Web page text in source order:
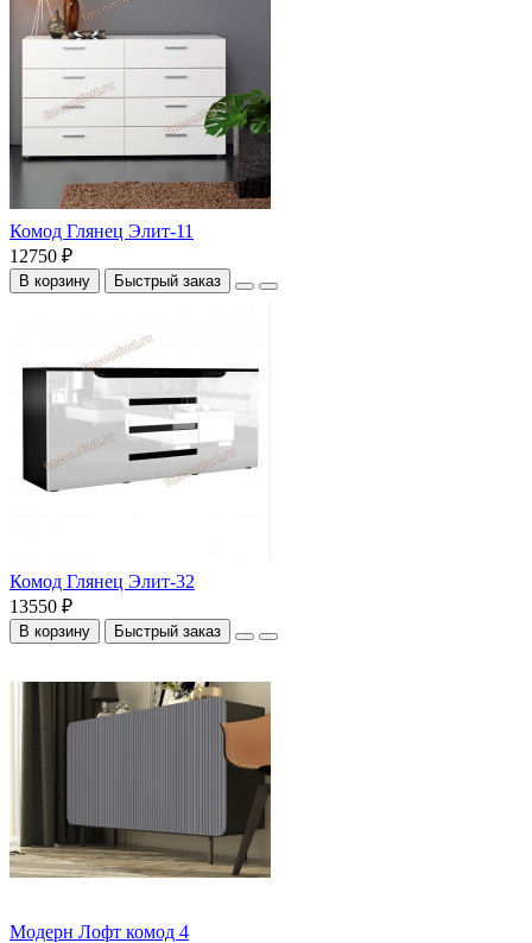
Комод Глянец Элит-11
12750 ₽
В корзину Быстрый заказ
Комод Глянец Элит-32
13550 ₽
В корзину Быстрый заказ
Модерн Лофт комод 4